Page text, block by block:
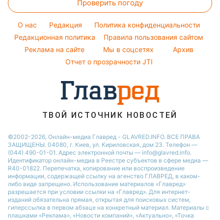
Потап
Советы от Андре Тана
Новости Сум
Новости Днепра
Новости Черкассы
Новости Тернополя
Новости Житомира
Новости Запорожья
Тесты по картинке
Оптические иллюзии
Народные приметы
Все о шоу-бизнесе
Проверить погоду
O нас Редакция
Политика конфиденциальности
Редакционная политика
Правила пользования сайтом
Реклама на сайте
Мы в соцсетях
Архив
Отчет о прозрачности JTI
ТВОЙ ИСТОЧНИК НОВОСТЕЙ
©2002-2026, Онлайн-медиа Главред - GLAVRED.INFO. ВСЕ ПРАВА
ЗАЩИЩЕНЫ. 04080, г. Киев, ул. Кириловская, дом 23. Телефон —
(044) 490-01-01. Адрес электронной почты — info@glavred.info.
Идентификатор онлайн-медиа в Реестре cубъектов в сфере медиа —
R40-01822. Перепечатка, копирование или воспроизведение
информации, содержащей ссылку на агенство ГЛАВРЕД, в каком-
либо виде запрещено. Использование материалов «Главред»
разрешается при условии ссылки на «Главред». Для интернет-
изданий обязательна прямая, открытая для поисковых систем,
гиперссылка в первом абзаце на конкретный материал. Материалы с
плашками «Реклама», «Новости компаний», «Актуально», «Точка